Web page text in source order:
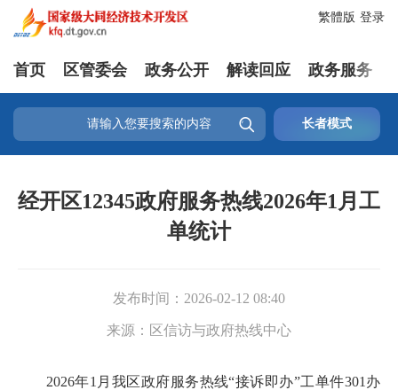
登录
繁體版
首页 区管委会 政务公开 解读回应 政务服务
 长者模式
经开区12345政府服务热线2026年1月工
单统计
发布时间： 2026-02-12 08:40
来源： 区信访与政府热线中心
2026年1月我区政府服务热线“接诉即办”工单件301办